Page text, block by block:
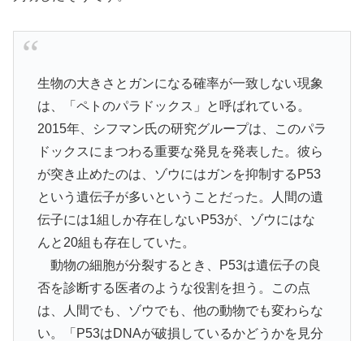
生物の大きさとガンになる確率が一致しない現象
は、「ペトのパラドックス」と呼ばれている。
2015年、シフマン氏の研究グループは、このパラ
ドックスにまつわる重要な発見を発表した。彼ら
が突き止めたのは、ゾウにはガンを抑制するP53
という遺伝子が多いということだった。人間の遺
伝子には1組しか存在しないP53が、ゾウにはな
んと20組も存在していた。
動物の細胞が分裂するとき、P53は遺伝子の良
否を診断する医者のような役割を担う。この点
は、人間でも、ゾウでも、他の動物でも変わらな
い。「P53はDNAが破損しているかどうかを見分